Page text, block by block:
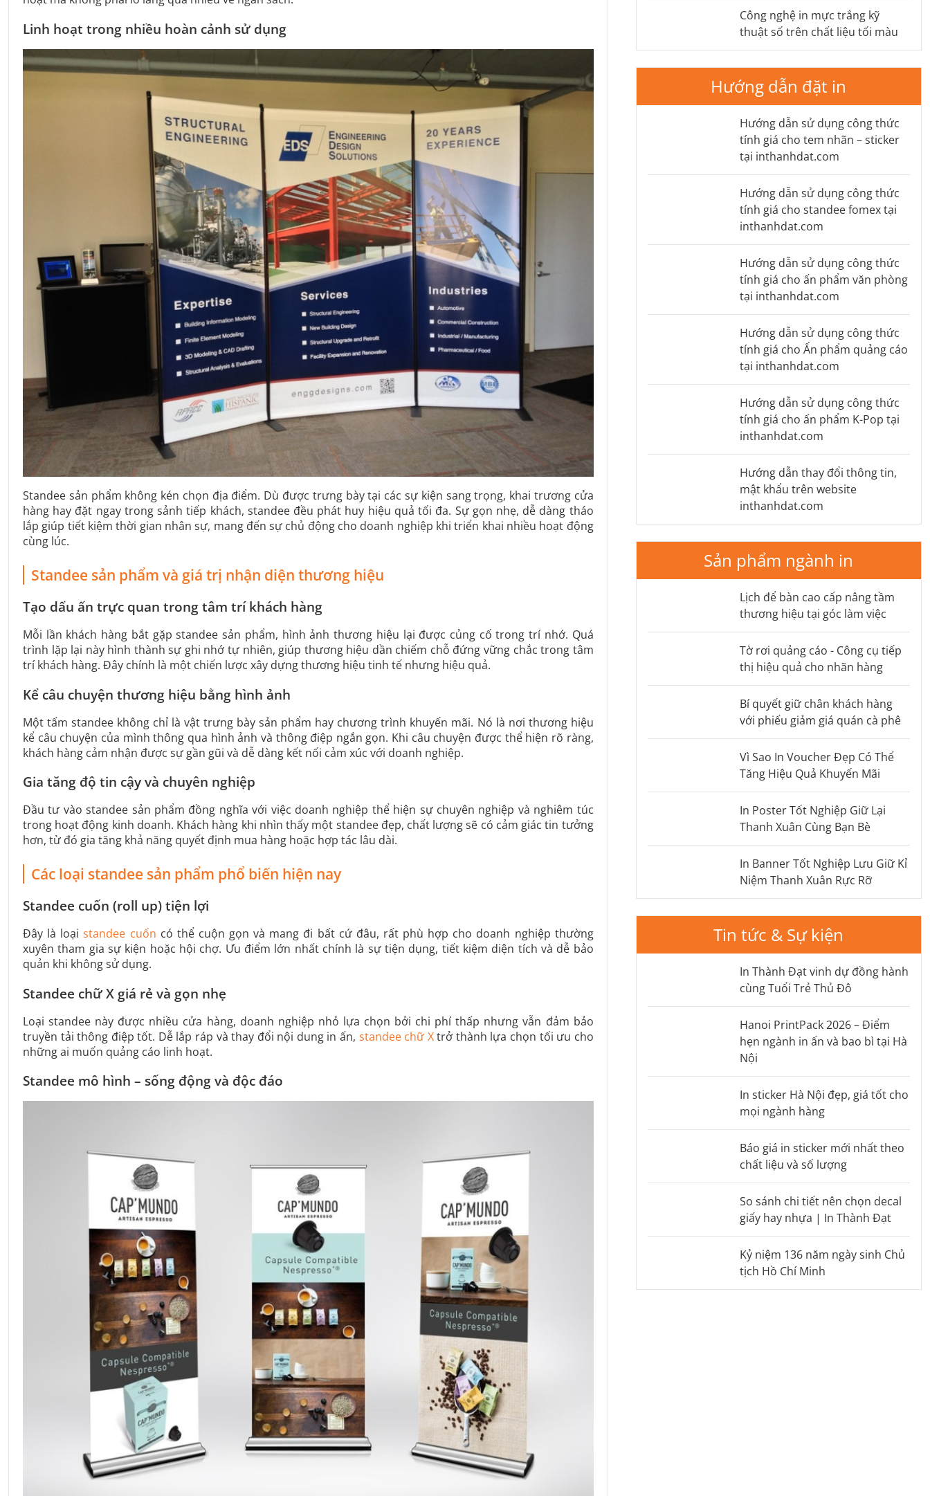
Linh hoạt trong nhiều hoàn cảnh sử dụng
Standee sản phẩm không kén chọn địa điểm. Dù được trưng bày tại các sự kiện sang trọng, khai trương cửa
hàng hay đặt ngay trong sảnh tiếp khách, standee đều phát huy hiệu quả tối đa. Sự gọn nhẹ, dễ dàng tháo
lắp giúp tiết kiệm thời gian nhân sự, mang đến sự chủ động cho doanh nghiệp khi triển khai nhiều hoạt động
cùng lúc.
Standee sản phẩm và giá trị nhận diện thương hiệu
Tạo dấu ấn trực quan trong tâm trí khách hàng
Mỗi lần khách hàng bắt gặp standee sản phẩm, hình ảnh thương hiệu lại được củng cố trong trí nhớ. Quá
trình lặp lại này hình thành sự ghi nhớ tự nhiên, giúp thương hiệu dần chiếm chỗ đứng vững chắc trong tâm
trí khách hàng. Đây chính là một chiến lược xây dựng thương hiệu tinh tế nhưng hiệu quả.
Kể câu chuyện thương hiệu bằng hình ảnh
Một tấm standee không chỉ là vật trưng bày sản phẩm hay chương trình khuyến mãi. Nó là nơi thương hiệu
kể câu chuyện của mình thông qua hình ảnh và thông điệp ngắn gọn. Khi câu chuyện được thể hiện rõ ràng,
khách hàng cảm nhận được sự gần gũi và dễ dàng kết nối cảm xúc với doanh nghiệp.
Gia tăng độ tin cậy và chuyên nghiệp
Đầu tư vào standee sản phẩm đồng nghĩa với việc doanh nghiệp thể hiện sự chuyên nghiệp và nghiêm túc
trong hoạt động kinh doanh. Khách hàng khi nhìn thấy một standee đẹp, chất lượng sẽ có cảm giác tin tưởng
hơn, từ đó gia tăng khả năng quyết định mua hàng hoặc hợp tác lâu dài.
Các loại standee sản phẩm phổ biến hiện nay
Standee cuốn (roll up) tiện lợi
Đây là loạistandee cuốn có thể cuộn gọn và mang đi bất cứ đâu, rất phù hợp cho doanh nghiệp thường
xuyên tham gia sự kiện hoặc hội chợ. Ưu điểm lớn nhất chính là sự tiện dụng, tiết kiệm diện tích và dễ bảo
quản khi không sử dụng.
Standee chữ X giá rẻ và gọn nhẹ
Loại standee này được nhiều cửa hàng, doanh nghiệp nhỏ lựa chọn bởi chi phí thấp nhưng vẫn đảm bảo
truyền tải thông điệp tốt. Dễ lắp ráp và thay đổi nội dung in ấn, standee chữ Xtrở thành lựa chọn tối ưu cho
những ai muốn quảng cáo linh hoạt.
Standee mô hình – sống động và độc đáo
Công nghệ in mực trắng kỹ
thuật số trên chất liệu tối màu
Hướng dẫn đặt in
Hướng dẫn sử dụng công thức
tính giá cho tem nhãn – sticker
tại inthanhdat.com
Hướng dẫn sử dụng công thức
tính giá cho standee fomex tại
inthanhdat.com
Hướng dẫn sử dụng công thức
tính giá cho ấn phẩm văn phòng
tại inthanhdat.com
Hướng dẫn sử dụng công thức
tính giá cho Ấn phẩm quảng cáo
tại inthanhdat.com
Hướng dẫn sử dụng công thức
tính giá cho ấn phẩm K-Pop tại
inthanhdat.com
Hướng dẫn thay đổi thông tin,
mật khẩu trên website
inthanhdat.com
Sản phẩm ngành in
Lịch để bàn cao cấp nâng tầm
thương hiệu tại góc làm việc
Tờ rơi quảng cáo - Công cụ tiếp
thị hiệu quả cho nhãn hàng
Bí quyết giữ chân khách hàng
với phiếu giảm giá quán cà phê
Vì Sao In Voucher Đẹp Có Thể
Tăng Hiệu Quả Khuyến Mãi
In Poster Tốt Nghiệp Giữ Lại
Thanh Xuân Cùng Bạn Bè
In Banner Tốt Nghiệp Lưu Giữ Kỉ
Niệm Thanh Xuân Rực Rỡ
Tin tức & Sự kiện
In Thành Đạt vinh dự đồng hành
cùng Tuổi Trẻ Thủ Đô
Hanoi PrintPack 2026 – Điểm
hẹn ngành in ấn và bao bì tại Hà
Nội
In sticker Hà Nội đẹp, giá tốt cho
mọi ngành hàng
Báo giá in sticker mới nhất theo
chất liệu và số lượng
So sánh chi tiết nên chọn decal
giấy hay nhựa | In Thành Đạt
Kỷ niệm 136 năm ngày sinh Chủ
tịch Hồ Chí Minh